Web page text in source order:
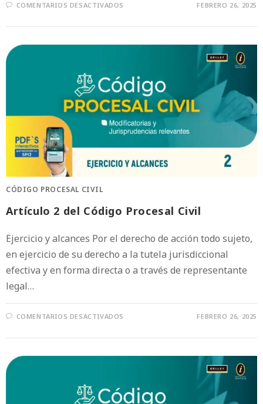
COMENTARIOS DESACTIVADOS FEBRERO 26, 2025
CÓDIGO PROCESAL CIVIL
Artículo 2 del Código Procesal Civil
Ejercicio y alcances Por el derecho de acción todo sujeto,
en ejercicio de su derecho a la tutela jurisdiccional
efectiva y en forma directa o a través de representante
legal…
COMENTARIOS DESACTIVADOS FEBRERO 26, 2025